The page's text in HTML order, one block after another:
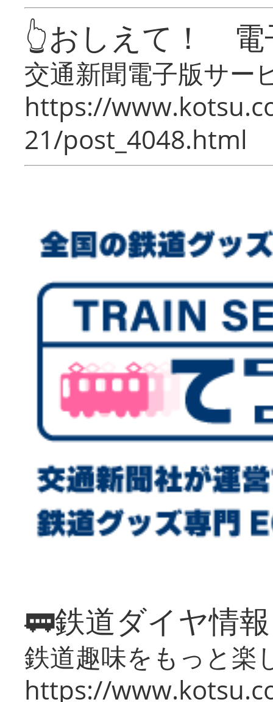
👆おしえて！ 電
交通新聞電子版サー
https://
21/post_4048.html
🚃鉄道ダイヤ情
鉄道趣味をもっと楽
https://